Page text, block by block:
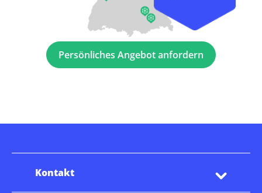
Persönliches Angebot anfordern
Kontakt